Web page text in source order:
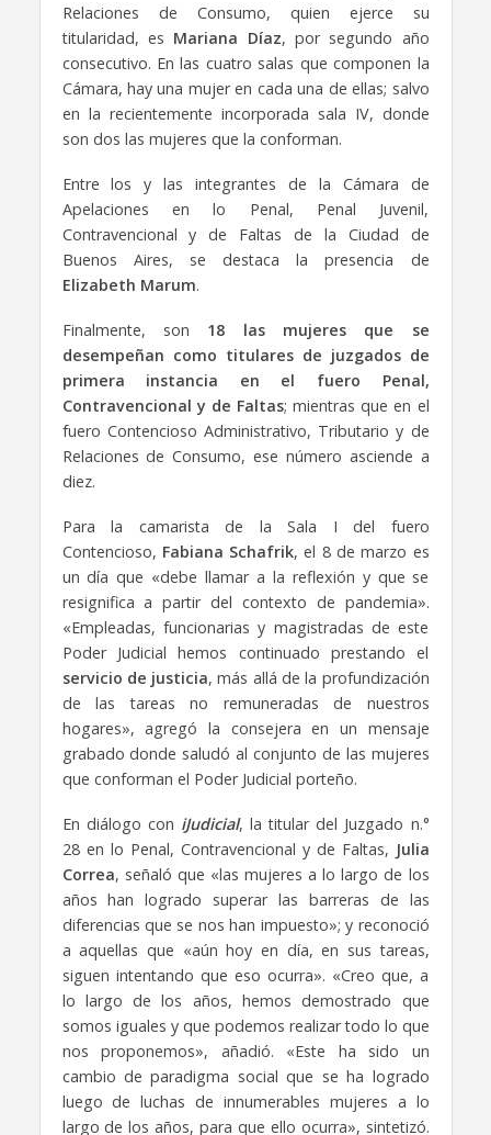
Relaciones de Consumo, quien ejerce su
titularidad, es Mariana Díaz, por segundo año
consecutivo. En las cuatro salas que componen la
Cámara, hay una mujer en cada una de ellas; salvo
en la recientemente incorporada sala IV, donde
son dos las mujeres que la conforman.
Entre los y las integrantes de la Cámara de
Apelaciones en lo Penal, Penal Juvenil,
Contravencional y de Faltas de la Ciudad de
Buenos Aires, se destaca la presencia de
Elizabeth Marum.
Finalmente, son 18 las mujeres que se
desempeñan como titulares de juzgados de
primera instancia en el fuero Penal,
Contravencional y de Faltas; mientras que en el
fuero Contencioso Administrativo, Tributario y de
Relaciones de Consumo, ese número asciende a
diez.
Para la camarista de la Sala I del fuero
Contencioso, Fabiana Schafrik, el 8 de marzo es
un día que «debe llamar a la reflexión y que se
resignifica a partir del contexto de pandemia».
«Empleadas, funcionarias y magistradas de este
Poder Judicial hemos continuado prestando el
servicio de justicia, más allá de la profundización
de las tareas no remuneradas de nuestros
hogares», agregó la consejera en un mensaje
grabado donde saludó al conjunto de las mujeres
que conforman el Poder Judicial porteño.
En diálogo con iJudicial, la titular del Juzgado n.°
28 en lo Penal, Contravencional y de Faltas, Julia
Correa, señaló que «las mujeres a lo largo de los
años han logrado superar las barreras de las
diferencias que se nos han impuesto»; y reconoció
a aquellas que «aún hoy en día, en sus tareas,
siguen intentando que eso ocurra». «Creo que, a
lo largo de los años, hemos demostrado que
somos iguales y que podemos realizar todo lo que
nos proponemos», añadió. «Este ha sido un
cambio de paradigma social que se ha logrado
luego de luchas de innumerables mujeres a lo
largo de los años, para que ello ocurra», sintetizó.